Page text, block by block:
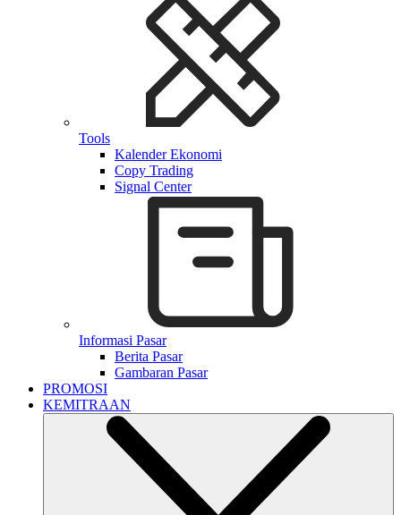
Tools
Kalender Ekonomi
Copy Trading
Signal Center
Informasi Pasar
Berita Pasar
Gambaran Pasar
PROMOSI
KEMITRAAN